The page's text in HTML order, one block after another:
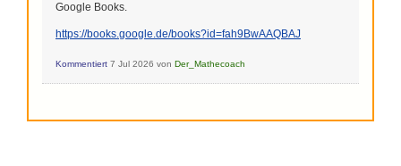
Google Books.
https://books.google.de/books?id=fah9BwAAQBAJ
Kommentiert 7 Jul 2026 von Der_Mathecoach